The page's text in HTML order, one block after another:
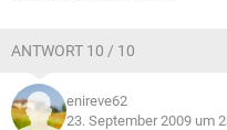
ANTWORT 10 / 10
enireve62
23. September 2009 um